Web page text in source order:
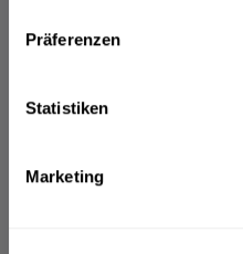
Präferenzen
Statistiken
Marketing
Morand Williamine